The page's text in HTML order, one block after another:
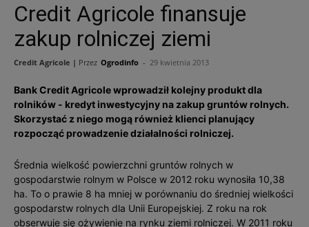
Credit Agricole finansuje
zakup rolniczej ziemi
Credit Agricole | Przez Ogrodinfo - 29 kwietnia 2013
Bank Credit Agricole wprowadził kolejny produkt dla
rolników - kredyt inwestycyjny na zakup gruntów rolnych.
Skorzystać z niego mogą również klienci planujący
rozpocząć prowadzenie działalności rolniczej.
Średnia wielkość powierzchni gruntów rolnych w
gospodarstwie rolnym w Polsce w 2012 roku wynosiła 10,38
ha. To o prawie 8 ha mniej w porównaniu do średniej wielkości
gospodarstw rolnych dla Unii Europejskiej. Z roku na rok
obserwuje się ożywienie na rynku ziemi rolniczej. W 2011 roku